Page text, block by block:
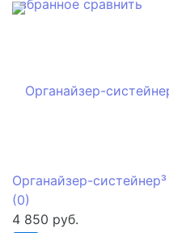
избранное сравнить
Органайзер-
(0)
4 850 руб.